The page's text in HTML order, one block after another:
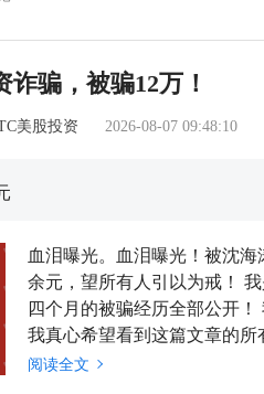
骗，被骗12万！
美股投资 2026-08-07 09:48:10
血泪曝光。血泪曝光！被沈
余元，望所有人引以为戒！
四个月的被骗经历全部公开
我真心希望看到这篇文章的
CTC操盘比赛、内部稳赚策
阅读全文